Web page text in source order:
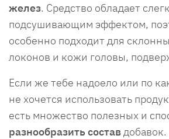
желез. Средство обладает
подсушивающим эффектом,
особенно подходит для
локонов и кожи головы,
Если же тебе надоело или по
не хочется использовать
есть множество полезных и
разнообразить состав добавок.